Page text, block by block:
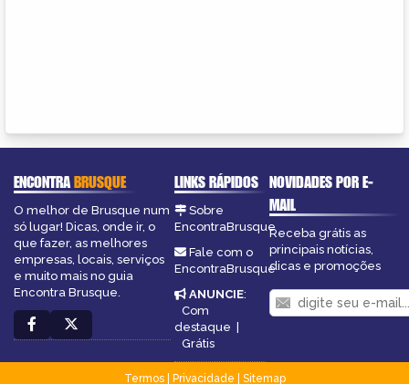
ENCONTRABRUSQUE
O melhor de Brusque num
só lugar! Dicas, onde ir, o
que fazer, as melhores
empresas, locais, serviços
e muito mais no guia
Encontra Brusque.
LINKS RÁPIDOS
Sobre
EncontraBrusque
Fale com o
EncontraBrusque
ANUNCIE:
Com
destaque |
Grátis
NOVIDADES POR E-
MAIL
Receba grátis as
principais notícias,
dicas e promoções
Termos| Privacidade
Sitemap